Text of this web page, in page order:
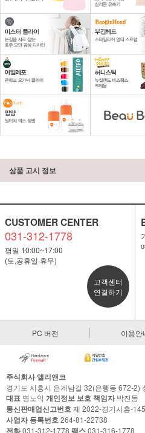
상품 고시 정보
CUSTOMER CENTER
031-312-1778
평일 10:00~17:00
(토,공휴일 휴무)
고객센터
연결하기
PC 버전 이용안
주식회사 앨리앤코
경기도 시흥시 은계남길 32(은행동 672-2)
대표 명노익 개인정보 보호 책임자박진동
통신판매업신고번호제 2022-경기시흥-
사업자 등록번호264-81-22738
031-312-1778 031-316-1778